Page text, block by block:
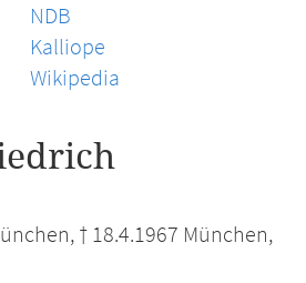
NDB
Kalliope
Wikipedia
† 18.4.1967 München,